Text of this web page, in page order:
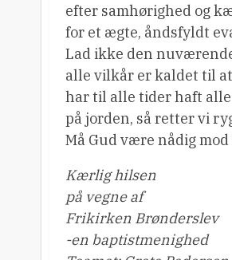
efter samhørighed og
for et ægte, åndsfyldt
Lad ikke den
alle vilkår er kaldet til
har til alle tider haft alle
på jorden, så retter vi
Må Gud være nådig
Kærlig hilsen
på vegne af
Frikirken Brønderslev
-en baptistmenighed